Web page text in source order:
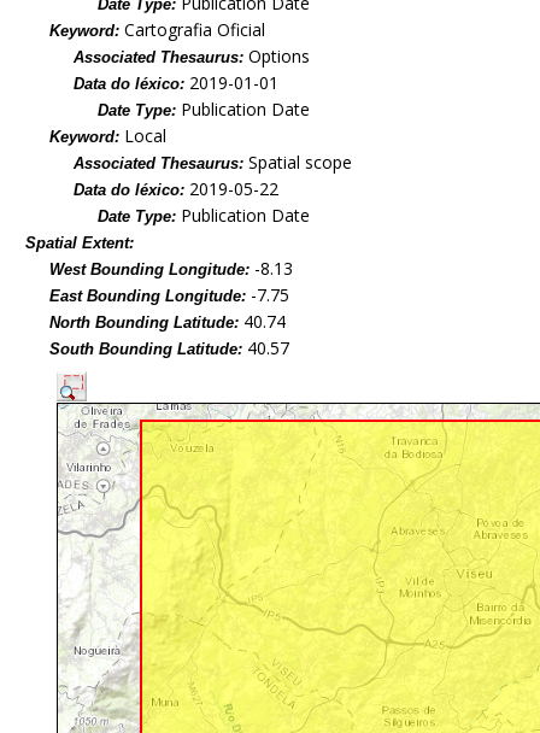
Date Type:
Keyword:Cartografia Oficial
Associated Thesaurus:Options
Data do léxico: 2019-01-01
Date Type: Publication Date
Keyword: Local
Associated Thesaurus:Spatial scope
Data do léxico: 2019-05-22
Date Type: Publication Date
Spatial Extent:
West Bounding Longitude: -8.13
East Bounding Longitude: -7.75
North Bounding Latitude: 40.74
South Bounding Latitude: 40.57